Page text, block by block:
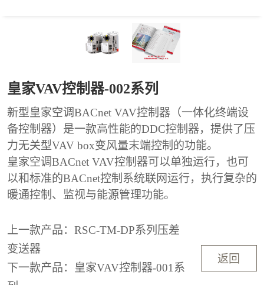
皇家VAV控制器-002系列
新型皇家空调BACnet VAV控制器（一体化终端设
备控制器）是一款高性能的DDC控制器，提供了压
力无关型VAV box变风量末端控制的功能。
皇家空调BACnet VAV控制器可以单独运行，也可
以和标准的BACnet控制系统联网运行，执行复杂的
暖通控制、监视与能源管理功能。
上一款产品：RSC-TM-DP系列压差
变送器
下一款产品：皇家VAV控制器-001系
返回